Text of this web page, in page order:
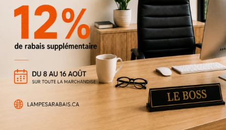
Plafonnier Cloud 14''
29 $ Rabais 51%